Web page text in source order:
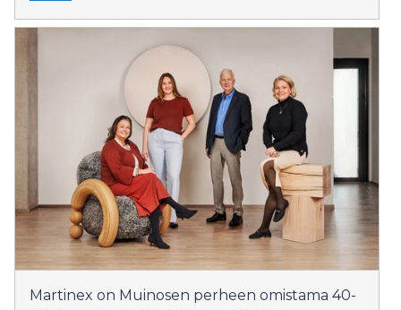
Martinex on Muinosen perheen omistama 40-